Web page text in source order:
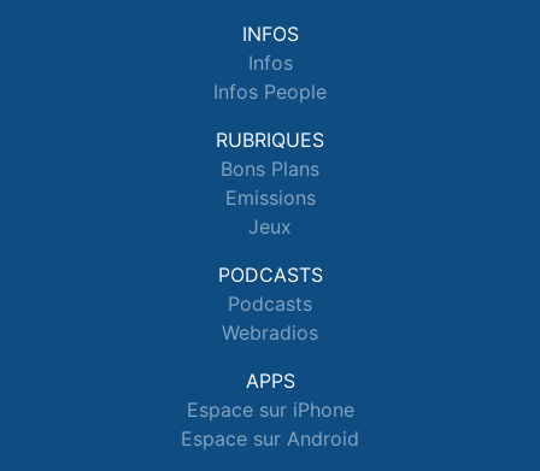
INFOS
Infos
Infos People
RUBRIQUES
Bons Plans
Emissions
Jeux
PODCASTS
Podcasts
Webradios
APPS
Espace sur iPhone
Espace sur Android